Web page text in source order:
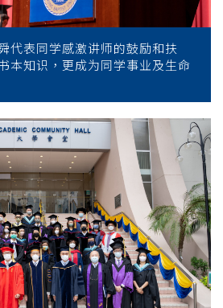
代表同学感激讲师的鼓励和扶
本知识，更成为同学事业及生命